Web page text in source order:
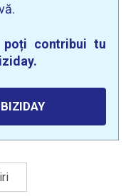
contribui tu